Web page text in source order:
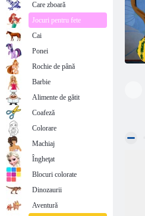
Care zboară
Jocuri pentru fete
Cai
Ponei
Rochie de până
Barbie
Alimente de gătit
Coafeză
Colorare
Machiaj
Îngheţat
Blocuri colorate
Dinozaurii
Aventură